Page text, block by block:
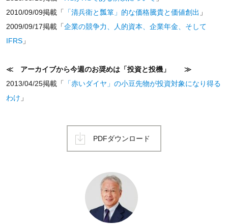
2010/09/09掲載「 「清兵衛と瓢箪」的な価格騰貴と価値創出 」
2009/09/17掲載「企業の競争力、人的資本、企業年金、そして
IFRS」
≪ アーカイブから今週のお奨めは「投資と投機」 ≫
2013/04/25掲載「 「赤いダイヤ」の小豆先物が投資対象になり得る
わけ 」
PDFダウンロード